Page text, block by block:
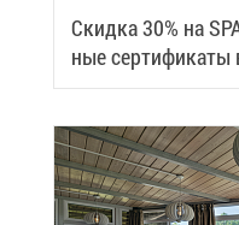
Скид­ка 30% на
ные сер­ти­фи­ка­ты
Samui